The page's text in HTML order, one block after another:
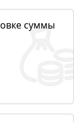
суммы